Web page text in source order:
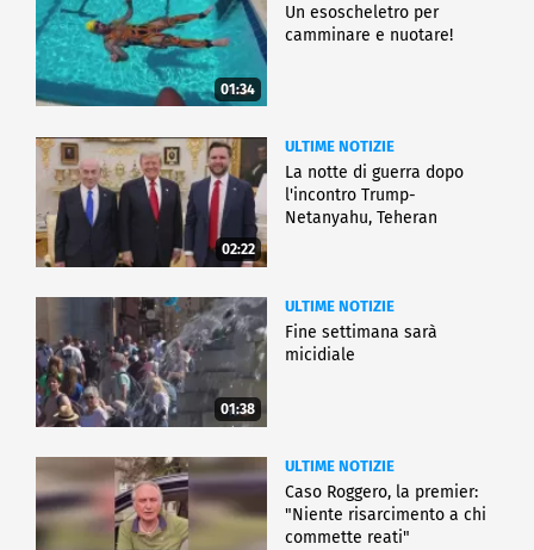
01:34
Un esoscheletro per
camminare e nuotare!
02:22
ULTIME NOTIZIE
La notte di guerra dopo
l'incontro Trump-
Netanyahu, Teheran
01:38
ULTIME NOTIZIE
Fine settimana sarà
micidiale
ULTIME NOTIZIE
Caso Roggero, la premier:
"Niente risarcimento a chi
commette reati"